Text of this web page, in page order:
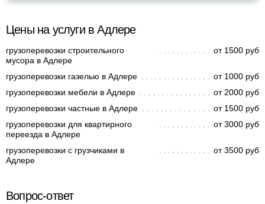
Цены на услуги в Адлере
грузоперевозки строительного
мусора в Адлере
от 1500 руб
грузоперевозки газелью в Адлере
от 1000 руб
грузоперевозки мебели в Адлере
от 2000 руб
грузоперевозки частные в Адлере
от 1500 руб
грузоперевозки для квартирного
переезда в Адлере
от 3000 руб
грузоперевозки с грузчиками в
Адлере
от 3500 руб
Вопрос-ответ